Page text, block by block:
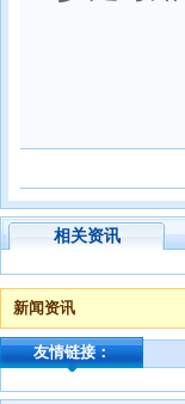
相关资讯
新闻资讯
友情链接：